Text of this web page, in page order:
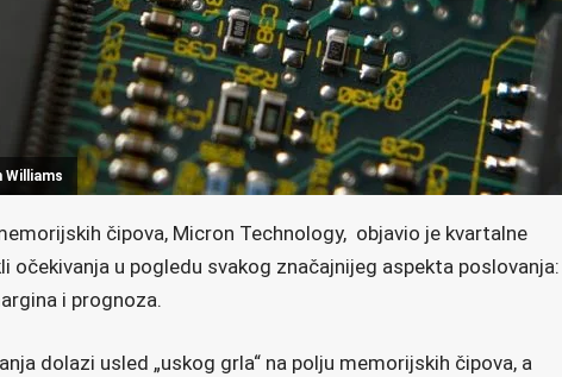
Williams
čipova, Micron Technology, objavio je kvartalne
očekivanja u pogledu svakog značajnijeg aspekta poslovanja:
i prognoza.
dolazi usled „uskog grla“ na polju memorijskih čipova, a